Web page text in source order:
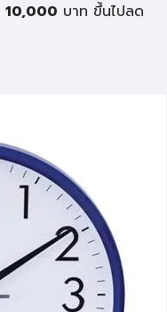
10,000 บาท ขึ้นไปลด